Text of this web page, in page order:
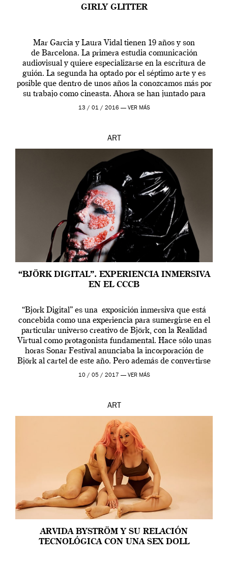
GIRLY GLITTER
Mar Garcia y Laura Vidal tienen 19 años y son
de Barcelona. La primera estudia comunicación
audiovisual y quiere especializarse en la escritura de
guión. La segunda ha optado por el séptimo arte y es
posible que dentro de unos años la conozcamos más por
su trabajo como cineasta. Ahora se han juntado para
contarnos una […]
13 / 01 / 2016 — VER MÁS
ART
“BJÖRK DIGITAL”. EXPERIENCIA INMERSIVA
EN EL CCCB
“Bjork Digital” es una exposición inmersiva que está
concebida como una experiencia para sumergirse en el
particular universo creativo de Björk, con la Realidad
Virtual como protagonista fundamental. Hace sólo unas
horas Sonar Festival anunciaba la incorporación de
Björk al cartel de este año. Pero además de convertirse
en una de las actuaciones más relevantes […]
10 / 05 / 2017 — VER MÁS
ART
ARVIDA BYSTRÖM Y SU RELACIÓN
TECNOLÓGICA CON UNA SEX DOLL